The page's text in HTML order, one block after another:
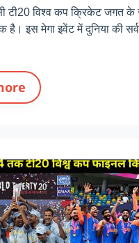
टी20 विश्व कप क्रिकेट जगत के
है। इस मेगा इवेंट में दुनिया की